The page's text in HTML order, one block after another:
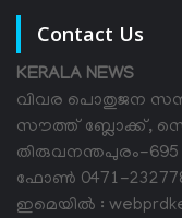
Contact Us
KERALA NEWS
വിവര പൊതുജന
സൗത്ത് ബ്ലോക്ക്,
തിരുവനന്തപുരം-695
ഫോൺ 0471-
ഇമെയിൽ :